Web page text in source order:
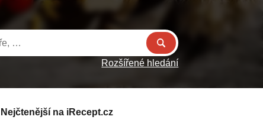
Rozšířené hledání
Nejčtenější na iRecept.cz